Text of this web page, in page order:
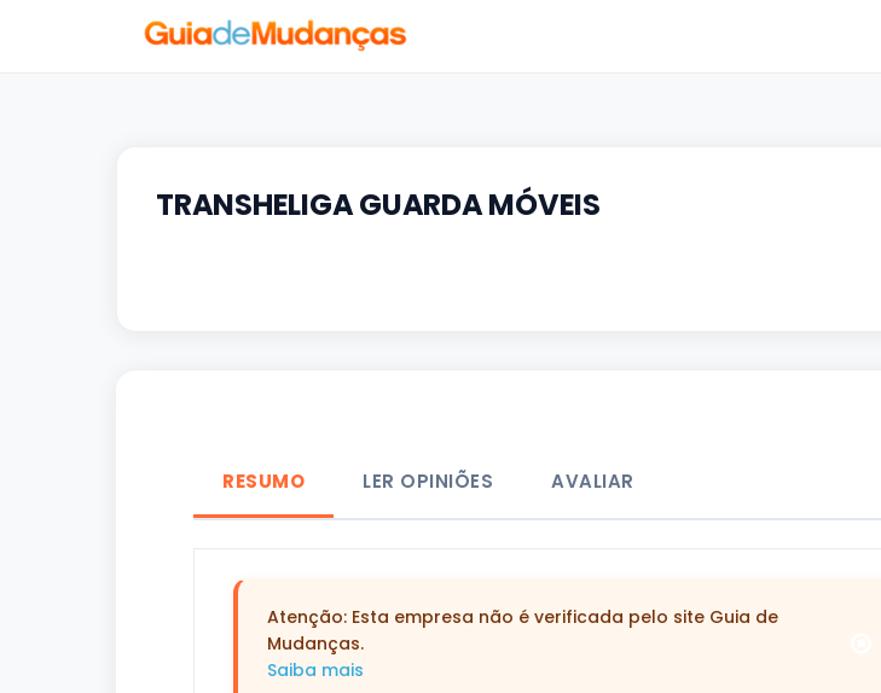
TRANSHELIGA GUARDA MÓVEIS
RESUMO LER OPINIÕES AVALIAR
Atenção: Esta empresa não é verificada pelo site Guia de
Mudanças.
Saiba mais